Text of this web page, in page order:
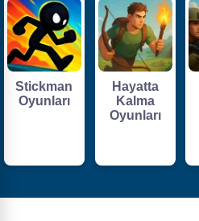
Stickman
Oyunları
Hayatta
Kalma
Oyunları